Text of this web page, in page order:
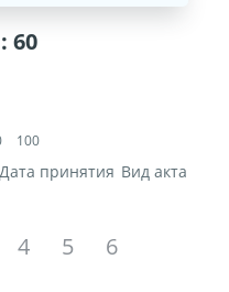
:60
100
Дата принятия Вид акта
4 5 6